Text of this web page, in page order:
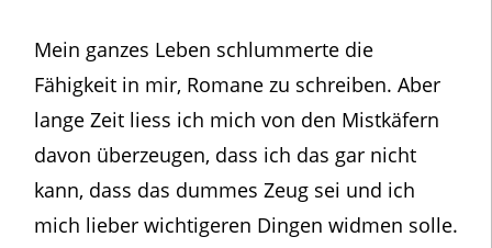
Mein ganzes Leben schlummerte die
Fähigkeit in mir, Romane zu schreiben. Aber
lange Zeit liess ich mich von den Mistkäfern
davon überzeugen, dass ich das gar nicht
kann, dass das dummes Zeug sei und ich
mich lieber wichtigeren Dingen widmen solle.